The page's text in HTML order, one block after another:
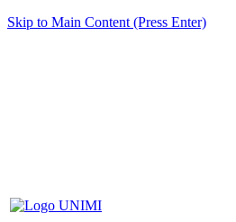
Skip to Main Content (Press Enter)